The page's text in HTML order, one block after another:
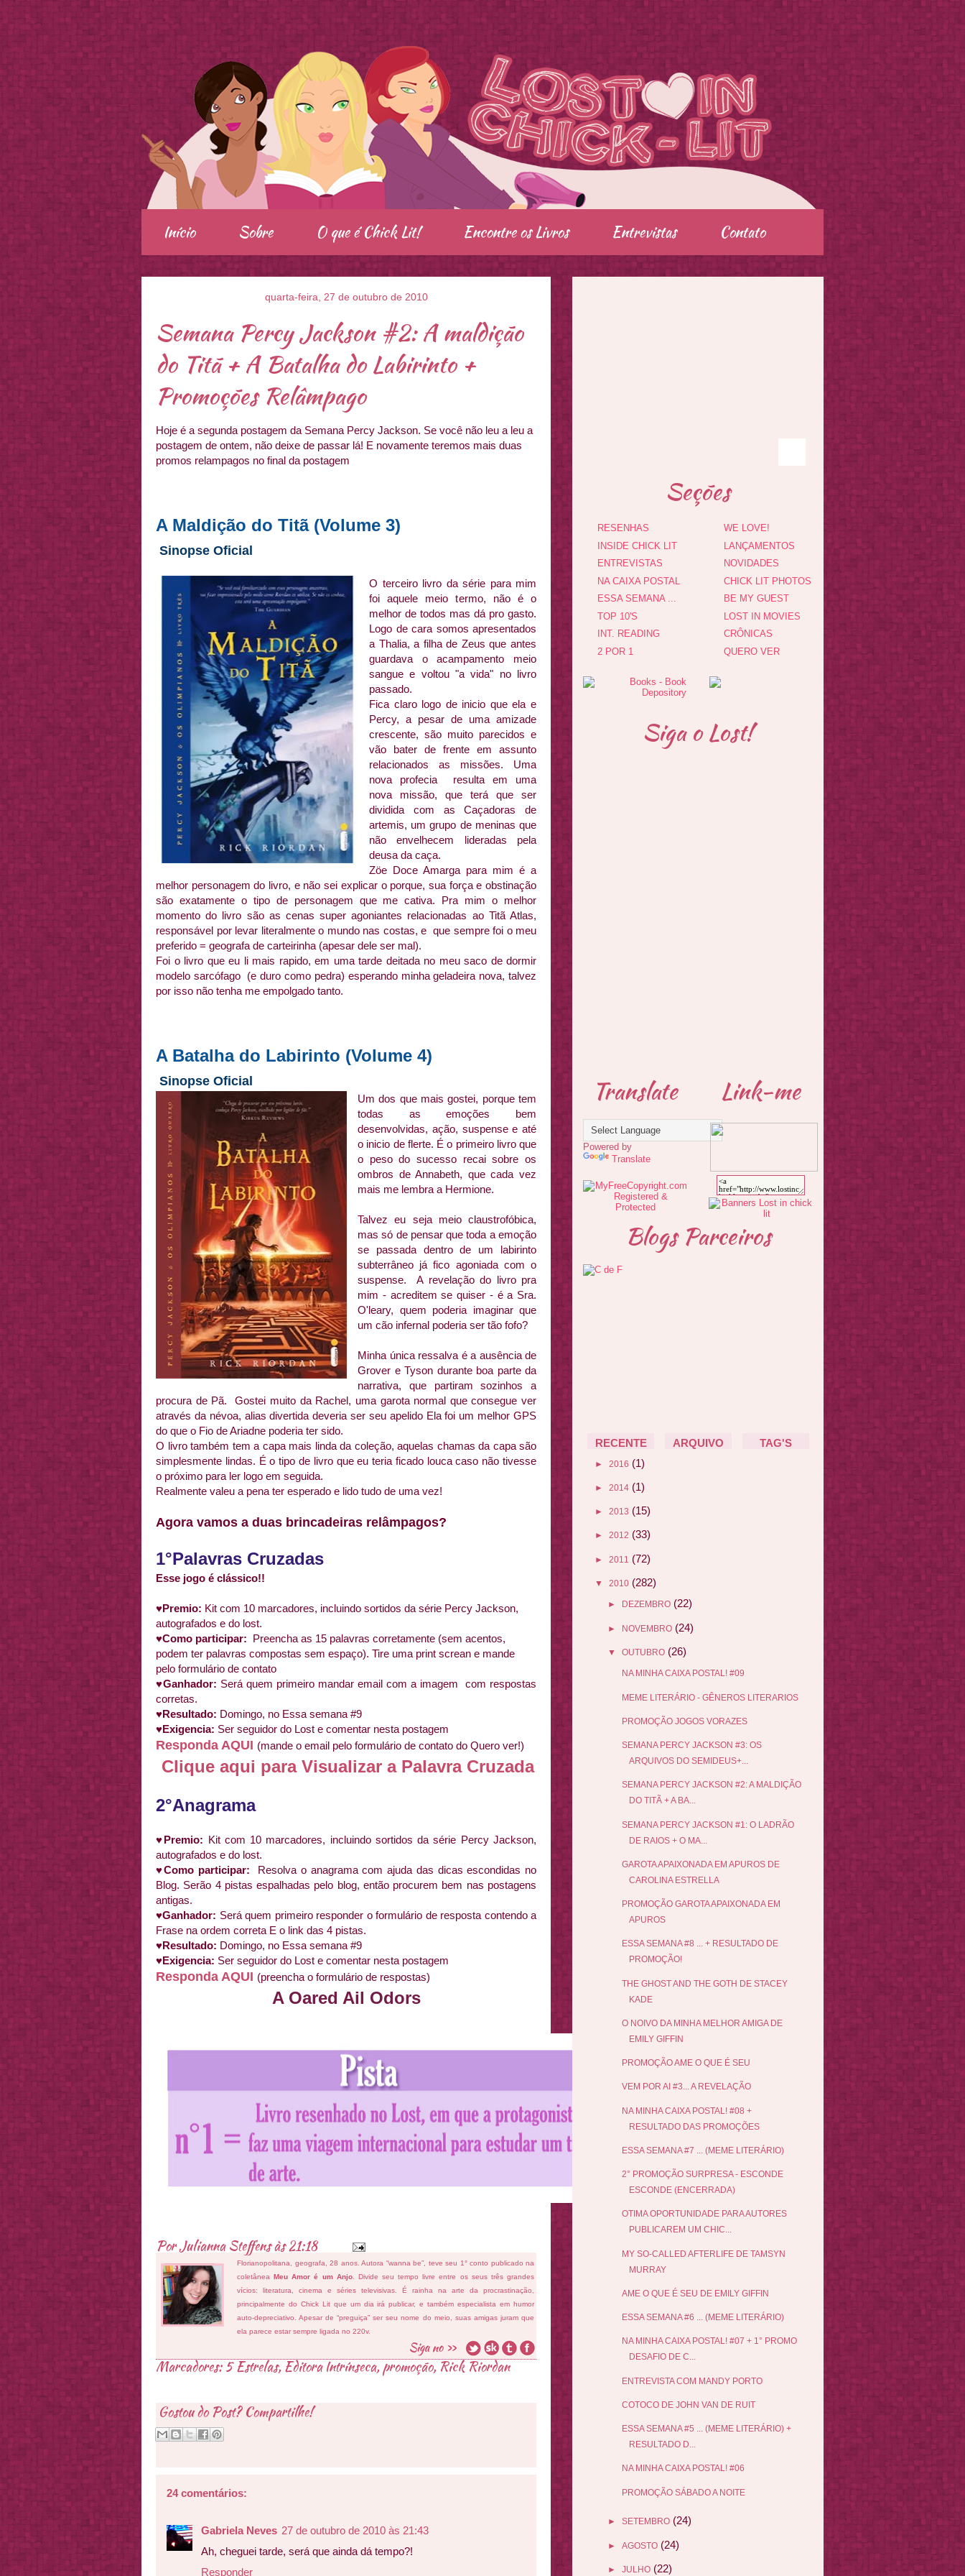
.
Início Sobre O que é Chick Lit! Encontre os Livros Entrevistas Contato
quarta-feira, 27 de outubro de 2010
Semana Percy Jackson #2: A maldição
do Titã + A Batalha do Labirinto +
Promoções Relâmpago
Hoje é a segunda postagem da Semana Percy Jackson. Se você não leu a leu a
postagem de ontem, não deixe de passar lá! E novamente teremos mais duas
promos relampagos no final da postagem
A Maldição do Titã (Volume 3)
Sinopse Oficial
O terceiro livro da série para mim
foi aquele meio termo, não é o
melhor de todos mas dá pro gasto.
Logo de cara somos apresentados
a Thalia, a filha de Zeus que antes
guardava o acampamento meio
sangue e voltou "a vida" no livro
passado.
Fica claro logo de inicio que ela e
Percy, a pesar de uma amizade
crescente, são muito parecidos e
vão bater de frente em assunto
relacionados as missões. Uma
nova profecia resulta em uma
nova missão, que terá que ser
dividida com as Caçadoras de
artemis, um grupo de meninas que
não envelhecem lideradas pela
deusa da caça.
Zöe Doce Amarga para mim é a
melhor personagem do livro, e não sei explicar o porque, sua força e obstinação
são exatamente o tipo de personagem que me cativa. Pra mim o melhor
momento do livro são as cenas super agoniantes relacionadas ao Titã Atlas,
responsável por levar literalmente o mundo nas costas, e que sempre foi o meu
preferido = geografa de carteirinha (apesar dele ser mal).
Foi o livro que eu li mais rapido, em uma tarde deitada no meu saco de dormir
modelo sarcófago (e duro como pedra) esperando minha geladeira nova, talvez
por isso não tenha me empolgado tanto.
A Batalha do Labirinto (Volume 4)
Sinopse Oficial
Um dos que mais gostei, porque tem
todas as emoções bem
desenvolvidas, ação, suspense e até
o inicio de flerte. É o primeiro livro que
o peso do sucesso recai sobre os
ombros de Annabeth, que cada vez
mais me lembra a Hermione.
Talvez eu seja meio claustrofóbica,
mas só de pensar que toda a emoção
se passada dentro de um labirinto
subterrâneo já fico agoniada com o
suspense. A revelação do livro pra
mim - acreditem se quiser - é a Sra.
O'leary, quem poderia imaginar que
um cão infernal poderia ser tão fofo?
Minha única ressalva é a ausência de
Grover e Tyson durante boa parte da
narrativa, que partiram sozinhos a
procura de Pã. Gostei muito da Rachel, uma garota normal que consegue ver
através da névoa, alias divertida deveria ser seu apelido Ela foi um melhor GPS
do que o Fio de Ariadne poderia ter sido.
O livro também tem a capa mais linda da coleção, aquelas chamas da capa são
simplesmente lindas. É o tipo de livro que eu teria ficado louca caso não tivesse
o próximo para ler logo em seguida.
Realmente valeu a pena ter esperado e lido tudo de uma vez!
Agora vamos a duas brincadeiras relâmpagos?
1°Palavras Cruzadas
Esse jogo é clássico!!
♥Premio: Kit com 10 marcadores, incluindo sortidos da série Percy Jackson,
autografados e do lost.
♥Como participar: Preencha as 15 palavras corretamente (sem acentos,
podem ter palavras compostas sem espaço). Tire uma print screan e mande
pelo formulário de contato
♥Ganhador: Será quem primeiro mandar email com a imagem com respostas
corretas.
♥Resultado: Domingo, no Essa semana #9
♥Exigencia: Ser seguidor do Lost e comentar nesta postagem
Responda AQUI (mande o email pelo formulário de contato do Quero ver!)
Clique aqui para Visualizar a Palavra Cruzada
2°Anagrama
♥Premio: Kit com 10 marcadores, incluindo sortidos da série Percy Jackson,
autografados e do lost.
♥Como participar: Resolva o anagrama com ajuda das dicas escondidas no
Blog. Serão 4 pistas espalhadas pelo blog, então procurem bem nas postagens
antigas.
♥Ganhador: Será quem primeiro responder o formulário de resposta contendo a
Frase na ordem correta E o link das 4 pistas.
♥Resultado: Domingo, no Essa semana #9
♥Exigencia: Ser seguidor do Lost e comentar nesta postagem
Responda AQUI (preencha o formulário de respostas)
A Oared Ail Odors
PorJulianna Steffensàs21:18
Florianopolitana, geografa, 28 anos. Autora “wanna be”, teve seu 1° conto publicado na
coletâneaMeu Amor é um Anjo. Divide seu tempo livre entre os seus três grandes
vícios: literatura, cinema e séries televisivas. É rainha na arte da procrastinação,
principalmente do Chick Lit que um dia irá publicar, e também especialista em humor
auto-depreciativo. Apesar de “preguiça” ser seu nome do meio, suas amigas juram que
ela parece estar sempre ligada no 220v.
Marcadores:5 Estrelas,Editora Intrínseca,promoção, Rick Riordan
Gostou do Post? Compartilhe!
24 comentários:
Gabriela Neves 27 de outubro de 2010 às 21:43
Ah, cheguei tarde, será que ainda dá tempo?!
Responder
Seções
RESENHAS
INSIDE CHICK LIT
ENTREVISTAS
NA CAIXA POSTAL
ESSA SEMANA ...
TOP 10'S
INT. READING
2 POR 1
WE LOVE!
LANÇAMENTOS
NOVIDADES
CHICK LIT PHOTOS
BE MY GUEST
LOST IN MOVIES
CRÔNICAS
QUERO VER
Siga o Lost!
Translate
Powered by
Translate
Link-me
Blogs Parceiros
RECENTE ARQUIVO TAG'S
► 2016 (1)
► 2014 (1)
► 2013 (15)
► 2012 (33)
► 2011 (72)
▼ 2010 (282)
► DEZEMBRO (22)
► NOVEMBRO (24)
▼ OUTUBRO (26)
NA MINHA CAIXA POSTAL! #09
MEME LITERÁRIO - GÊNEROS LITERARIOS
PROMOÇÃO JOGOS VORAZES
SEMANA PERCY JACKSON #3: OS
ARQUIVOS DO SEMIDEUS+...
SEMANA PERCY JACKSON #2: A MALDIÇÃO
DO TITÃ + A BA...
SEMANA PERCY JACKSON #1: O LADRÃO
DE RAIOS + O MA...
GAROTA APAIXONADA EM APUROS DE
CAROLINA ESTRELLA
PROMOÇÃO GAROTA APAIXONADA EM
APUROS
ESSA SEMANA #8 ... + RESULTADO DE
PROMOÇÃO!
THE GHOST AND THE GOTH DE STACEY
KADE
O NOIVO DA MINHA MELHOR AMIGA DE
EMILY GIFFIN
PROMOÇÃO AME O QUE É SEU
VEM POR AI #3... A REVELAÇÃO
NA MINHA CAIXA POSTAL! #08 +
RESULTADO DAS PROMOÇÕES
ESSA SEMANA #7 ... (MEME LITERÁRIO)
2° PROMOÇÃO SURPRESA - ESCONDE
ESCONDE (ENCERRADA)
OTIMA OPORTUNIDADE PARA AUTORES
PUBLICAREM UM CHIC...
MY SO-CALLED AFTERLIFE DE TAMSYN
MURRAY
AME O QUE É SEU DE EMILY GIFFIN
ESSA SEMANA #6 ... (MEME LITERÁRIO)
NA MINHA CAIXA POSTAL! #07 + 1° PROMO
DESAFIO DE C...
ENTREVISTA COM MANDY PORTO
COTOCO DE JOHN VAN DE RUIT
ESSA SEMANA #5 ... (MEME LITERÁRIO) +
RESULTADO D...
NA MINHA CAIXA POSTAL! #06
PROMOÇÃO SÁBADO A NOITE
► SETEMBRO (24)
► AGOSTO (24)
► JULHO (22)